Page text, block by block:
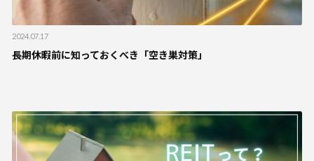
2024.07.17
長期休暇前に知っておくべき「空き巣対策」